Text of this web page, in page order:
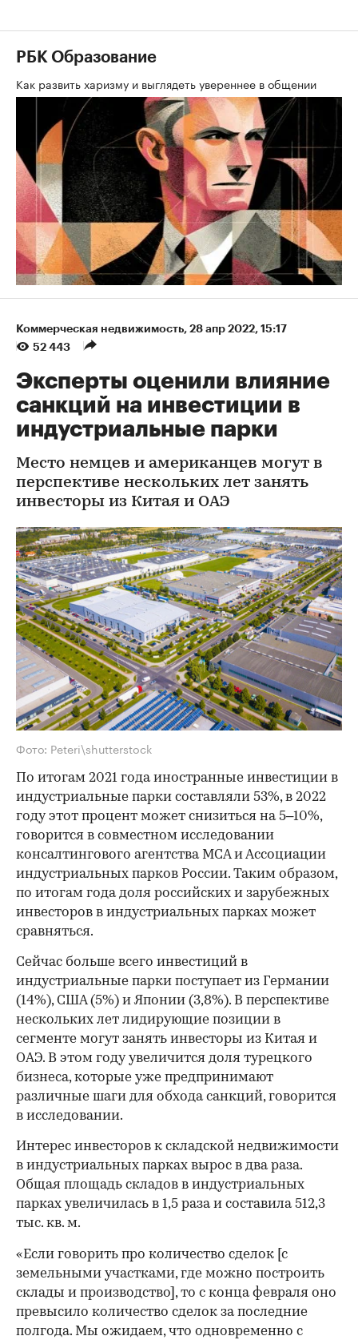
РБК Образование
Как развить харизму и выглядеть увереннее в общении
Коммерческая недвижимость 28 апр 2022, 15:17
52 443
Эксперты оценили влияние
санкций на инвестиции в
индустриальные парки
Место немцев и американцев могут в
перспективе нескольких лет занять
инвесторы из Китая и ОАЭ
Фото: Peteri\shutterstock
По итогам 2021 года иностранные инвестиции в
индустриальные парки составляли 53%, в 2022
году этот процент может снизиться на 5–10%,
говорится в совместном исследовании
консалтингового агентства MCA и Ассоциации
индустриальных парков России. Таким образом,
по итогам года доля российских и зарубежных
инвесторов в индустриальных парках может
сравняться.
Сейчас больше всего инвестиций в
индустриальные парки поступает из Германии
(14%), США (5%) и Японии (3,8%). В перспективе
нескольких лет лидирующие позиции в
сегменте могут занять инвесторы из Китая и
ОАЭ. В этом году увеличится доля турецкого
бизнеса, которые уже предпринимают
различные шаги для обхода санкций, говорится
в исследовании.
Интерес инвесторов к складской недвижимости
в индустриальных парках вырос в два раза.
Общая площадь складов в индустриальных
парках увеличилась в 1,5 раза и составила 512,3
тыс. кв. м.
«Если говорить про количество сделок [с
земельными участками, где можно построить
склады и производство], то с конца февраля оно
превысило количество сделок за последние
полгода. Мы ожидаем, что одновременно с